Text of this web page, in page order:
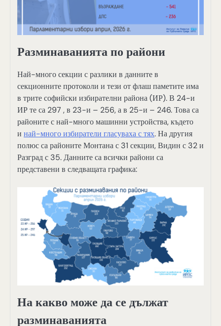
Разминаванията по райони
Най-много секции с разлики в данните в
секционните протоколи и тези от флаш паметите има
в трите софийски избирателни района (ИР). В 24-и
ИР те са 297 , в 23-и – 256, а в 25-и – 246. Това са
районите с най-много машинни устройства, където
и най-много избиратели гласуваха с тях. На другия
полюс са районите Монтана с 31 секции, Видин с 32 и
Разград с 35. Данните са всички райони са
представени в следващата графика:
На какво може да се дължат
разминаванията